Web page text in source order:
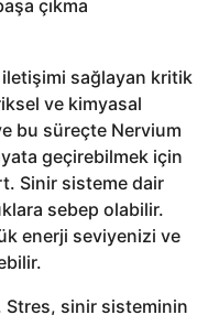
çıkma
sağlayan kritik
ve kimyasal
bu süreçte Nervium
geçirebilmek için
Sinir sisteme dair
sebep olabilir.
enerji seviyenizi ve
Stres, sinir sisteminin